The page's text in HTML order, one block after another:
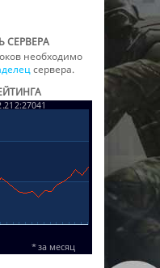
СЕРВЕРА
необходимо
сервера.